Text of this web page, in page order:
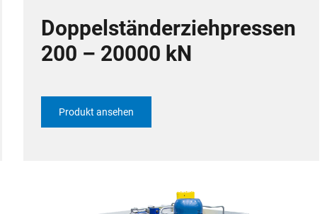
Doppelständerziehpressen
200 – 20000 kN
Produkt ansehen